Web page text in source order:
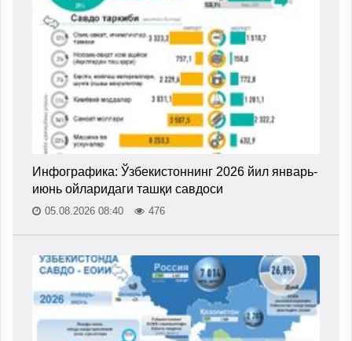
Инфографика: Ўзбекистоннинг 2026 йил январь-
июнь ойларидаги ташқи савдоси
05.08.2026 08:40 476